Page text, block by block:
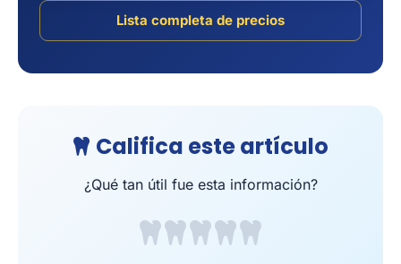
Lista completa de precios
Califica este artículo
¿Qué tan útil fue esta información?